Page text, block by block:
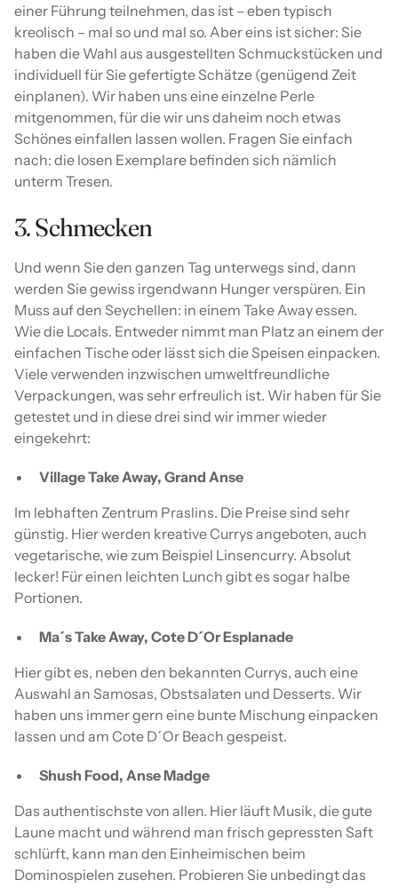
einer Führung teilnehmen, das ist – eben typisch
kreolisch – mal so und mal so. Aber eins ist sicher: Sie
haben die Wahl aus ausgestellten Schmuckstücken und
individuell für Sie gefertigte Schätze (genügend Zeit
einplanen). Wir haben uns eine einzelne Perle
mitgenommen, für die wir uns daheim noch etwas
Schönes einfallen lassen wollen. Fragen Sie einfach
nach: die losen Exemplare befinden sich nämlich
unterm Tresen.
3. Schmecken
Und wenn Sie den ganzen Tag unterwegs sind, dann
werden Sie gewiss irgendwann Hunger verspüren. Ein
Muss auf den Seychellen: in einem Take Away essen.
Wie die Locals. Entweder nimmt man Platz an einem der
einfachen Tische oder lässt sich die Speisen einpacken.
Viele verwenden inzwischen umweltfreundliche
Verpackungen, was sehr erfreulich ist. Wir haben für Sie
getestet und in diese drei sind wir immer wieder
eingekehrt:
Village Take Away, Grand Anse
Im lebhaften Zentrum Praslins. Die Preise sind sehr
günstig. Hier werden kreative Currys angeboten, auch
vegetarische, wie zum Beispiel Linsencurry. Absolut
lecker! Für einen leichten Lunch gibt es sogar halbe
Portionen.
Ma´s Take Away, Cote D´Or Esplanade
Hier gibt es, neben den bekannten Currys, auch eine
Auswahl an Samosas, Obstsalaten und Desserts. Wir
haben uns immer gern eine bunte Mischung einpacken
lassen und am Cote D´Or Beach gespeist.
Shush Food, Anse Madge
Das authentischste von allen. Hier läuft Musik, die gute
Laune macht und während man frisch gepressten Saft
schlürft, kann man den Einheimischen beim
Dominospielen zusehen. Probieren Sie unbedingt das